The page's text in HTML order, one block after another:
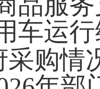
车运
采购情